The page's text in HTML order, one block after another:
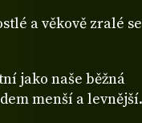
a věkově zralé se
jako naše běžná
menší a levnější.